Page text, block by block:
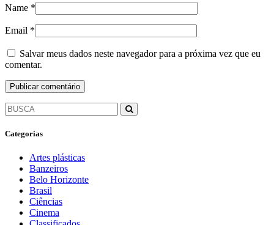
Name *
Email *
Salvar meus dados neste navegador para a próxima vez que eu
comentar.
Categorias
Artes plásticas
Banzeiros
Belo Horizonte
Brasil
Ciências
Cinema